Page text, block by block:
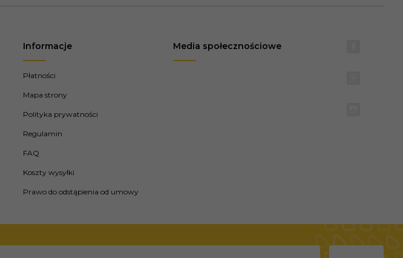
Informacje
Płatności
Mapa strony
Polityka prywatności
Regulamin
FAQ
Koszty wysyłki
Prawo do odstąpienia od umowy
Media społecznościowe